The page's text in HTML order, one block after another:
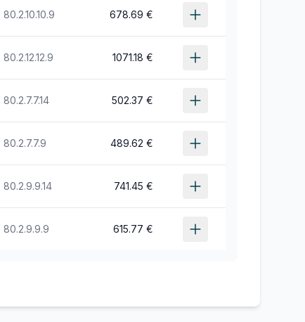
80.2.10.10.9 678.69 €
80.2.12.12.9 1071.18 €
80.2.7.7.14 502.37 €
80.2.7.7.9 489.62 €
80.2.9.9.14 741.45 €
80.2.9.9.9 615.77 €